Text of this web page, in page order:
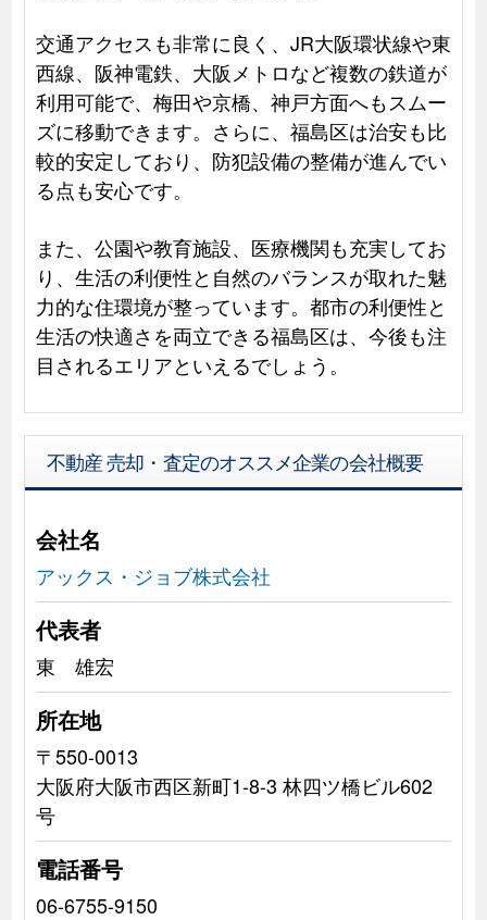
交通アクセスも非常に良く、JR大阪環状線や東
西線、阪神電鉄、大阪メトロなど複数の鉄道が
利用可能で、梅田や京橋、神戸方面へもスムー
ズに移動できます。さらに、福島区は治安も比
較的安定しており、防犯設備の整備が進んでい
る点も安心です。
また、公園や教育施設、医療機関も充実してお
り、生活の利便性と自然のバランスが取れた魅
力的な住環境が整っています。都市の利便性と
生活の快適さを両立できる福島区は、今後も注
目されるエリアといえるでしょう。
不動産 売却・査定のオススメ企業の会社概要
会社名
アックス・ジョブ株式会社
代表者
東 雄宏
所在地
〒550-0013
大阪府大阪市西区新町1-8-3 林四ツ橋ビル602
号
電話番号
06-6755-9150